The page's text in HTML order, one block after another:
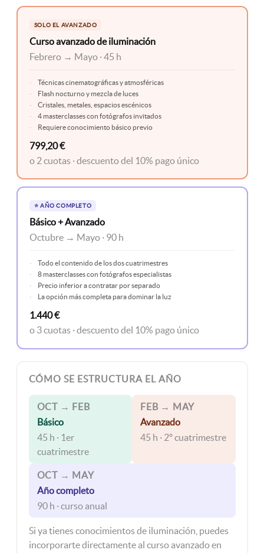
SOLO EL AVANZADO
Curso avanzado de iluminación
Febrero → Mayo · 45 h
Técnicas cinematográficas y atmosféricas
Flash nocturno y mezcla de luces
Cristales, metales, espacios escénicos
4 masterclasses con fotógrafos invitados
Requiere conocimiento básico previo
799,20 €
o 2 cuotas · descuento del 10% pago único
⭐ AÑO COMPLETO
Básico + Avanzado
Octubre → Mayo · 90 h
Todo el contenido de los dos cuatrimestres
8 masterclasses con fotógrafos especialistas
Precio inferior a contratar por separado
La opción más completa para dominar la luz
1.440 €
o 3 cuotas · descuento del 10% pago único
CÓMO SE ESTRUCTURA EL AÑO
OCT → FEB
Básico
45 h · 1er
cuatrimestre
FEB → MAY
Avanzado
45 h · 2º cuatrimestre
OCT → MAY
Año completo
90 h · curso anual
Si ya tienes conocimientos de iluminación, puedes
incorporarte directamente al curso avanzado en